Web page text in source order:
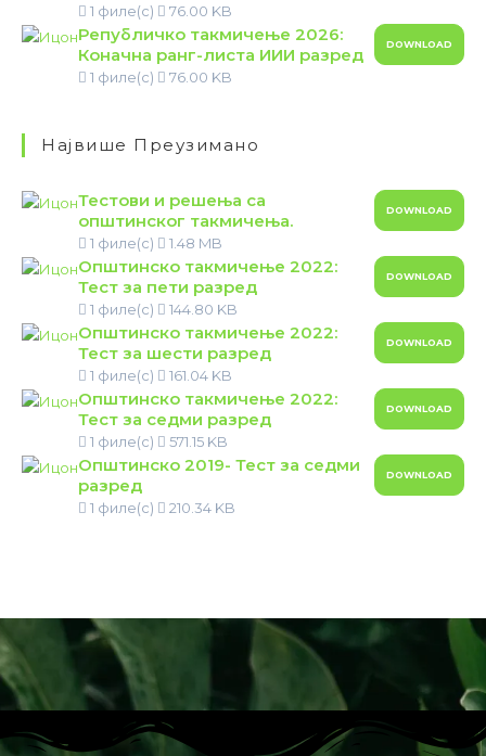
1 филе(с) 76.00 KB
Републичко такмичење 2026:
Коначна ранг-листа ИИИ разред
1 филе(с) 76.00 KB
DOWNLOAD
Највише Преузимано
Тестови и решења са
општинског такмичења.
1 филе(с) 1.48 MB
DOWNLOAD
Општинско такмичење 2022:
Тест за пети разред
1 филе(с) 144.80 KB
DOWNLOAD
Општинско такмичење 2022:
Тест за шести разред
1 филе(с) 161.04 KB
DOWNLOAD
Општинско такмичење 2022:
Тест за седми разред
1 филе(с) 571.15 KB
DOWNLOAD
Општинско 2019- Тест за седми
разред
1 филе(с) 210.34 KB
DOWNLOAD